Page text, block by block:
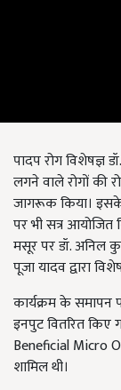
पादप रोग विशेषज्ञ
लगने वाले रोगों की
जागरूक किया।
पर भी सत्र
मसूर पर डॉ. अनिल
पूजा यादव द्वारा
कार्यक्रम के समापन
इनपुट वितरित किए
Beneficial Micro
शामिल थी।